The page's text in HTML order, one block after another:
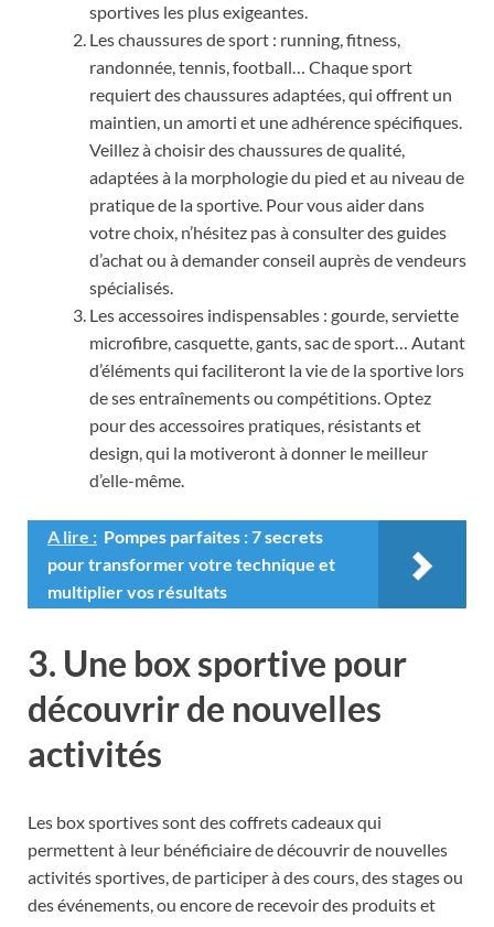
sportives les plus exigeantes.
Les chaussures de sport : running, fitness,
randonnée, tennis, football… Chaque sport
requiert des chaussures adaptées, qui offrent un
maintien, un amorti et une adhérence spécifiques.
Veillez à choisir des chaussures de qualité,
adaptées à la morphologie du pied et au niveau de
pratique de la sportive. Pour vous aider dans
votre choix, n’hésitez pas à consulter des guides
d’achat ou à demander conseil auprès de vendeurs
spécialisés.
Les accessoires indispensables : gourde, serviette
microfibre, casquette, gants, sac de sport… Autant
d’éléments qui faciliteront la vie de la sportive lors
de ses entraînements ou compétitions. Optez
pour des accessoires pratiques, résistants et
design, qui la motiveront à donner le meilleur
d’elle-même.
A lire : Pompes parfaites : 7 secrets
pour transformer votre technique et
multiplier vos résultats
3. Une box sportive pour
découvrir de nouvelles
activités
Les box sportives sont des coffrets cadeaux qui
permettent à leur bénéficiaire de découvrir de nouvelles
activités sportives, de participer à des cours, des stages ou
des événements, ou encore de recevoir des produits et